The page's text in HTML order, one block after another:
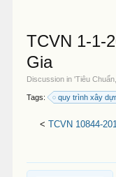
TCVN 1-1-
Gia
Discussion in 'Tiêu
Tags: quy trình xây
< TCVN 10844-